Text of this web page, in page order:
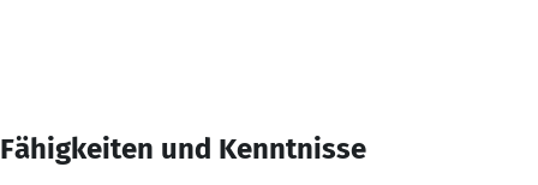
Fähigkeiten und Kenntnisse